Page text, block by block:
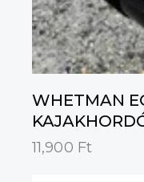
WHETMAN
11,900 Ft